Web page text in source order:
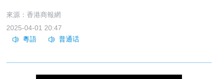
來源：香港商報網
2025-04-01 20:47